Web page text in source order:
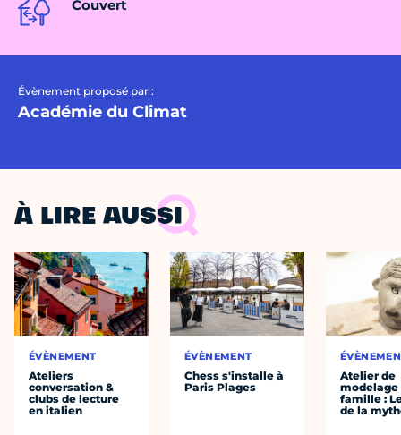
Couvert
Évènement proposé par :
Académie du Climat
À LIRE AUSSI
ÉVÈNEMENT
Ateliers
conversation &
clubs de lecture
en italien
ÉVÈNEMENT
Chess s'installe à
Paris Plages
Atelier de
modelage
famille :
de la